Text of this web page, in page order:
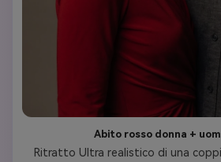
Abito rosso donna +
Ritratto Ultra realistico di una